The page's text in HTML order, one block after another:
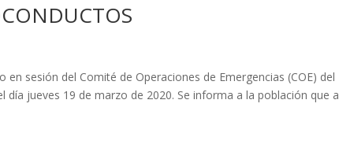
sesión del Comité de Operaciones de Emergencias (COE) del
jueves 19 de marzo de 2020. Se informa a la población que a